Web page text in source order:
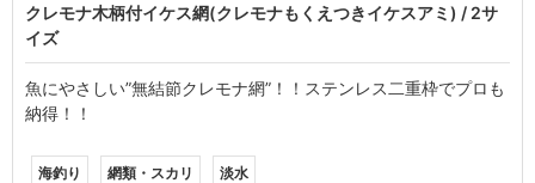
クレモナ木柄付イケス網(クレモナもくえつきイケスアミ) / 2サ
イズ
魚にやさしい”無結節クレモナ網”！！ステンレス二重枠でプロも
納得！！
海釣り 網類・スカリ 淡水